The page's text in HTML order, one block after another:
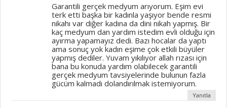
Garantili gerçek medyum arıyorum. Eşim evi
terk etti başka bir kadınla yaşıyor bende resmi
nikahı var diğer kadına da dini nikah yapmış. Bir
kaç medyum dan yardım istedim evli olduğu için
ayırma yapamayız dedi. Bazı hocalar da yaptı
ama sonuç yok kadın eşime çok etkili büyüler
yapmış dediler. Yuvam yıkılıyor allah rızası için
bana bu konuda yardım olabilecek garantili
gerçek medyum tavsiyelerinde bulunun fazla
gücüm kalmadı dolandırılmak istemiyorum.
Yanıtla